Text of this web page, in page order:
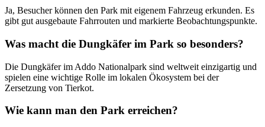
Ja, Besucher können den Park mit eigenem Fahrzeug erkunden. Es
gibt gut ausgebaute Fahrrouten und markierte Beobachtungspunkte.
Was macht die Dungkäfer im Park so besonders?
Die Dungkäfer im Addo Nationalpark sind weltweit einzigartig und
spielen eine wichtige Rolle im lokalen Ökosystem bei der
Zersetzung von Tierkot.
Wie kann man den Park erreichen?